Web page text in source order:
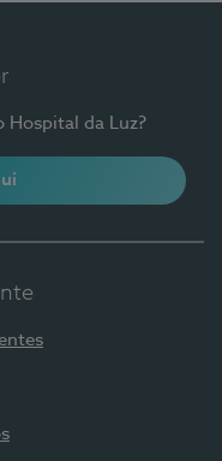
Hospital da Luz?